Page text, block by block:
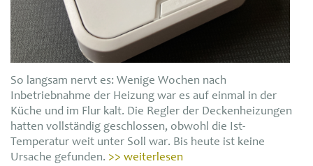
So langsam nervt es: Wenige Wochen nach
Inbetriebnahme der Heizung war es auf einmal in der
Küche und im Flur kalt. Die Regler der Deckenheizungen
hatten vollständig geschlossen, obwohl die Ist-
Temperatur weit unter Soll war. Bis heute ist keine
Ursache gefunden. >> weiterlesen